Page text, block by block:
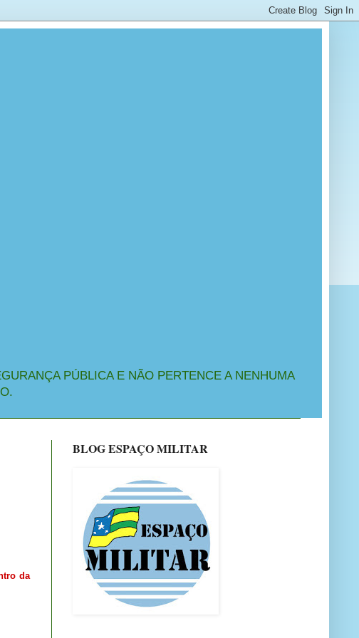
PÚBLICA E NÃO PERTENCE A NENHUMA
da
BLOG ESPAÇO MILITAR